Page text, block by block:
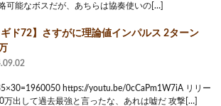
可能なボスだが、あちらは協奏使いの[…]
ギド72】さすがに理論値インパルス 2ターン
https://youtu.be/0cCaPm1W7iA リリー
万出して過去最強と言ったな、あれは嘘だ 攻撃[…]